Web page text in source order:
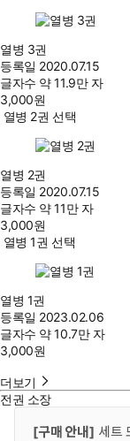
열병 3권
등록일 2020.07.15
글자수 약 11.9만 자
3,000원
열병 2권 선택
열병 2권
등록일 2020.07.15
글자수 약 11만 자
3,000원
열병 1권 선택
열병 1권
등록일 2023.02.06
글자수 약 10.7만 자
3,000원
더보기
전권 소장
[구매 안내] 세트